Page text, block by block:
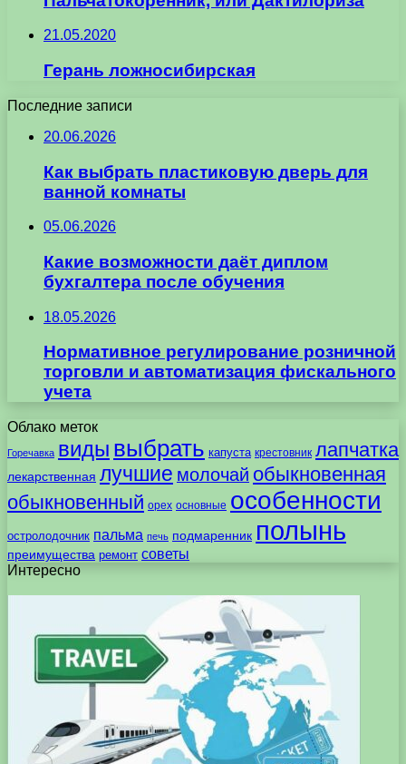
21.05.2020
Герань ложносибирская
Последние записи
20.06.2026
Как выбрать пластиковую дверь для
ванной комнаты
05.06.2026
Какие возможности даёт диплом
бухгалтера после обучения
18.05.2026
Нормативное регулирование розничной
торговли и автоматизация фискального
учета
Облако меток
Горечавка виды выбрать капуста крестовник лапчатка
лекарственная лучшие молочай обыкновенная
обыкновенный орех основные особенности
остролодочник пальма печь подмаренник полынь
преимущества ремонт советы
Интересно